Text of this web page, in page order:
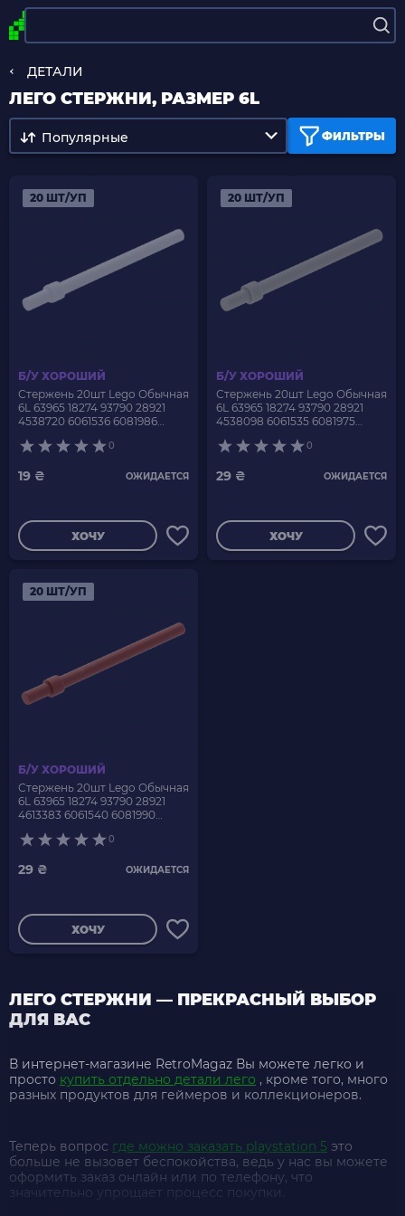
ДЕТАЛИ
ЛЕГО СТЕРЖНИ, РАЗМЕР 6L
ФИЛЬТРЫ
Популярные
20 ШТ/УП
Б/У ХОРОШИЙ
Стержень 20шт Lego Обычная
6L 63965 18274 93790 28921
4538720 6061536 6081986
0
19 ₴ ОЖИДАЕТСЯ
ХОЧУ
20 ШТ/УП
Б/У ХОРОШИЙ
Стержень 20шт Lego Обычная
6L 63965 18274 93790 28921
4538098 6061535 6081975
0
29 ₴ ОЖИДАЕТСЯ
ХОЧУ
20 ШТ/УП
Б/У ХОРОШИЙ
Стержень 20шт Lego Обычная
6L 63965 18274 93790 28921
4613383 6061540 6081990
Brown Б/У
0
29 ₴ ОЖИДАЕТСЯ
ХОЧУ
ЛЕГО СТЕРЖНИ — ПРЕКРАСНЫЙ ВЫБОР
ДЛЯ ВАС
В интернет-магазине RetroMagaz Вы можете легко и
просто купить отдельно детали лего , кроме того, много
разных продуктов для геймеров и коллекционеров.
Теперь вопрос где можно заказать playstation 5 это
больше не вызовет беспокойства, ведь у нас вы можете
оформить заказ онлайн или по телефону, что
значительно упрощает процесс покупки.